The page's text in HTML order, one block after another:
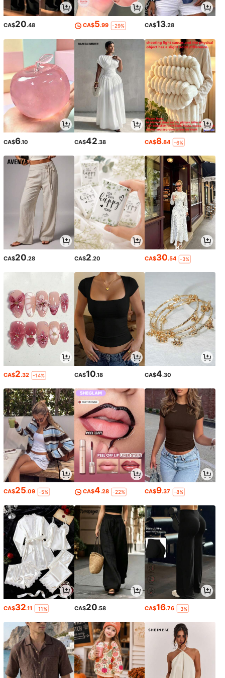
CA$20.48 CA$5.99 -29% CA$13.28
CA$6.10 CA$42.38 CA$8.84 -6%
CA$20.28 CA$2.20 CA$30.54 -3%
CA$2.32 -14% CA$10.18 CA$4.30
CA$25.09 -5% CA$4.28 -22% CA$9.37 -8%
CA$32.11 -11% CA$20.58 CA$16.76 -3%